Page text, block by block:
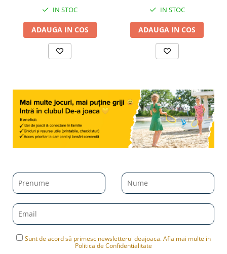
IN STOC
ADAUGA IN COS
IN STOC
ADAUGA IN COS
Sunt de acord să primesc newsletterul deajoaca. Afla mai multe in
Politica de Confidentialitate